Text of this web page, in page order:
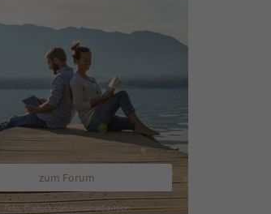
zum Forum